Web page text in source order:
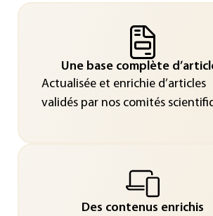
Une base complète
Actualisée et enrichie d’articles
validés par nos comités
Des contenus enrichis